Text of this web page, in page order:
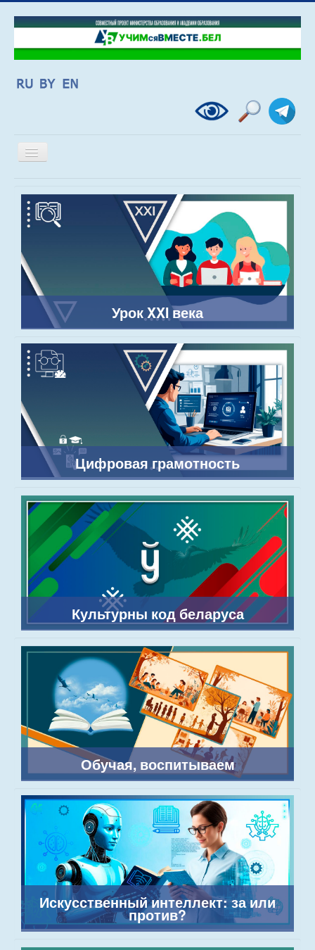
Включить/
выключить
Урок XXI века
Цифровая грамотность
Культурны код беларуса
Обучая, воспитываем
Искусственный интеллект: за или
против?